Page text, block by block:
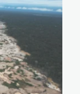
dios